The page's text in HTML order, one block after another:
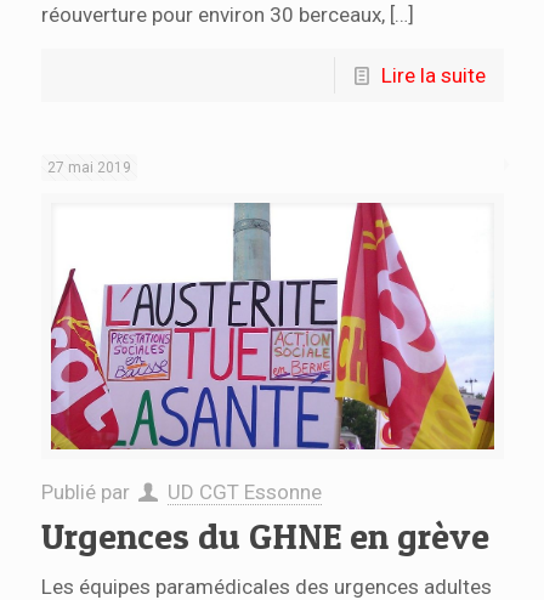
réouverture pour environ 30 berceaux,[…]
Lire la suite
27 mai 2019
Publié par UD CGT Essonne
Urgences du GHNE en grève
Les équipes paramédicales des urgences adultes